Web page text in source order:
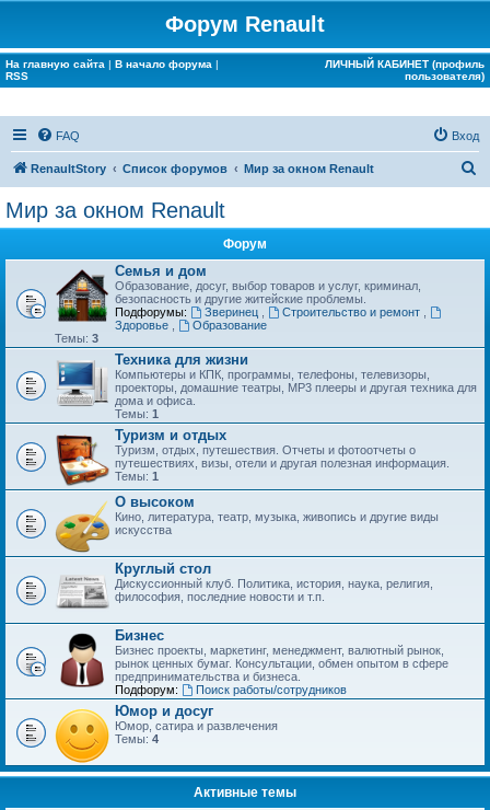
Форум Renault
На главную сайта | В начало форума |
RSS
ЛИЧНЫЙ КАБИНЕТ (профиль
пользователя)
FAQ Вход
RenaultStory Список форумов Мир за окном Renault
Мир за окном Renault
Форум
Семья и дом
Образование, досуг, выбор товаров и услуг, криминал,
безопасность и другие житейские проблемы.
Подфорумы:
Зверинец Строительство и ремонт
Здоровье
Образование
Темы: 3
Техника для жизни
Компьютеры и КПК, программы, телефоны, телевизоры,
проекторы, домашние театры, MP3 плееры и другая техника для
дома и офиса.
Темы: 1
Туризм и отдых
Туризм, отдых, путешествия. Отчеты и фотоотчеты о
путешествиях, визы, отели и другая полезная информация.
Темы: 1
О высоком
Кино, литература, театр, музыка, живопись и другие виды
искусства
Круглый стол
Дискуссионный клуб. Политика, история, наука, религия,
философия, последние новости и т.п.
Бизнес
Бизнес проекты, маркетинг, менеджмент, валютный рынок,
рынок ценных бумаг. Консультации, обмен опытом в сфере
предпринимательства и бизнеса.
Подфорум:
Поиск работы/сотрудников
Юмор и досуг
Юмор, сатира и развлечения
Темы: 4
Активные темы